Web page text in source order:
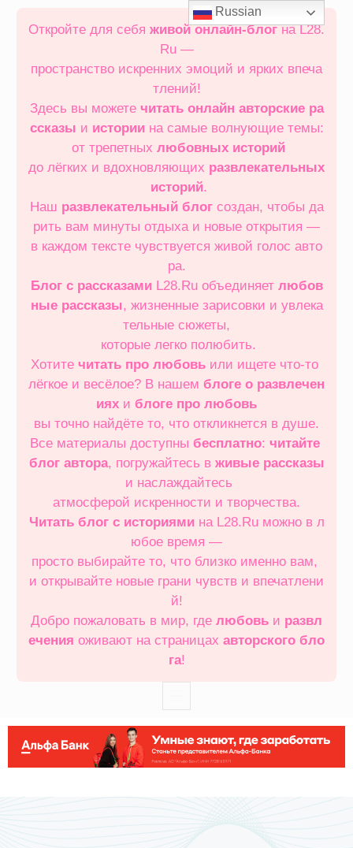
Откройте для себя живой онлайн‑блогна L28.
Ru —
пространство искренних эмоций и ярких впеча
тлений!
Здесь вы можете читать онлайн авторские ра
ссказы и историина самые волнующие темы:
от трепетных любовных историй
до лёгких и вдохновляющих развлекательных
историй.
Наш развлекательный блогсоздан, чтобы да
рить вам минуты отдыха и новые открытия —
в каждом тексте чувствуется живой голос авто
ра.
Блог с рассказамиL28.Ru объединяет любов
ные рассказы, жизненные зарисовки и увлека
тельные сюжеты,
которые легко полюбить.
Хотите читать про любовь или ищете что‑то
лёгкое и весёлое? В нашем блоге о развлечен
иях и блоге про любовь
вы точно найдёте то, что откликнется в душе.
Все материалы доступны бесплатно: читайте
блог автора, погружайтесь в живые рассказы
и наслаждайтесь
атмосферой искренности и творчества.
Читать блог с историямина L28.Ru можно в л
юбое время —
просто выбирайте то, что близко именно вам,
и открывайте новые грани чувств и впечатлени
й!
Добро пожаловать в мир, где любовь и развл
ечения оживают на страницах авторского бло
га!
Russian